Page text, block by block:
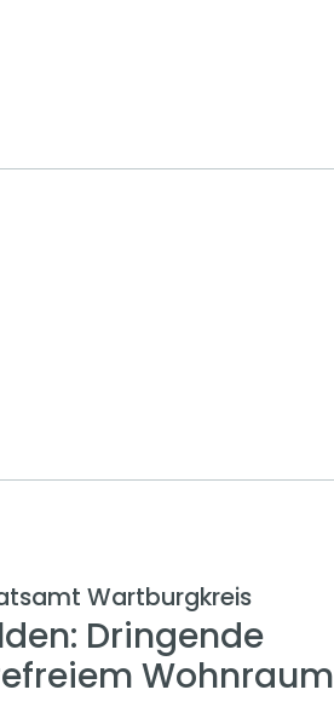
Wartburgkreis
Dringende
Wohnraum